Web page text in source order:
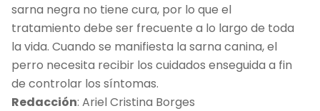
sarna negra no tiene cura, por lo que el
tratamiento debe ser frecuente a lo largo de toda
la vida. Cuando se manifiesta la sarna canina, el
perro necesita recibir los cuidados enseguida a fin
de controlar los síntomas.
Redacción: Ariel Cristina Borges